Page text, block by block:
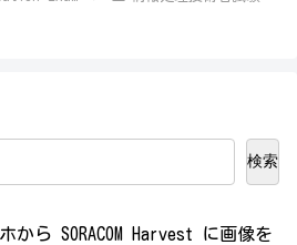
検索
から SORACOM Harvest に画像を